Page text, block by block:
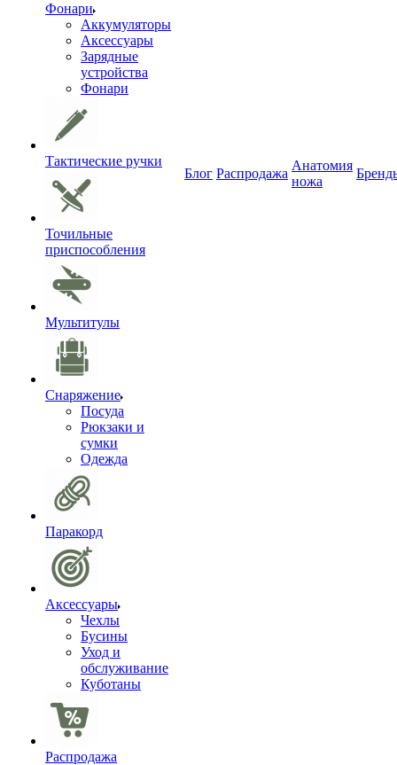
Фонари
Аккумуляторы
Аксессуары
Зарядные
устройства
Фонари
Тактические ручки
Точильные
приспособления
Мультитулы
Снаряжение
Посуда
Рюкзаки и
сумки
Одежда
Паракорд
Аксессуары
Чехлы
Бусины
Уход и
обслуживание
Куботаны
Распродажа
Блог Распродажа
Анатомия
ножа